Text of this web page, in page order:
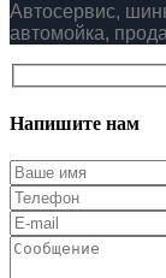
Автосервис,
автомойка,
Напишите нам